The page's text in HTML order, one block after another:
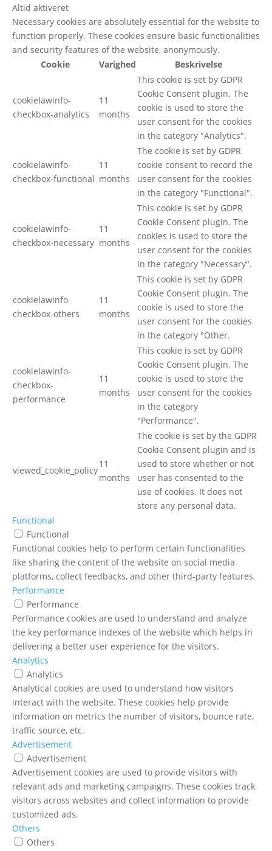
Altid aktiveret
Necessary cookies are absolutely essential for the website to
function properly. These cookies ensure basic functionalities
and security features of the website, anonymously.
Cookie
Varighed Beskrivelse
cookielawinfo-
checkbox-analytics
11
months
This cookie is set by GDPR
Cookie Consent plugin. The
cookie is used to store the
user consent for the cookies
in the category "Analytics".
cookielawinfo-
checkbox-functional
11
months
The cookie is set by GDPR
cookie consent to record the
user consent for the cookies
in the category "Functional".
cookielawinfo-
checkbox-necessary
11
months
This cookie is set by GDPR
Cookie Consent plugin. The
cookies is used to store the
user consent for the cookies
in the category "Necessary".
cookielawinfo-
checkbox-others
11
months
This cookie is set by GDPR
Cookie Consent plugin. The
cookie is used to store the
user consent for the cookies
in the category "Other.
cookielawinfo-
checkbox-
performance
11
months
This cookie is set by GDPR
Cookie Consent plugin. The
cookie is used to store the
user consent for the cookies
in the category
"Performance".
viewed_cookie_policy
11
months
The cookie is set by the GDPR
Cookie Consent plugin and is
used to store whether or not
user has consented to the
use of cookies. It does not
store any personal data.
Functional
Functional
Functional cookies help to perform certain functionalities
like sharing the content of the website on social media
platforms, collect feedbacks, and other third-party features.
Performance
Performance
Performance cookies are used to understand and analyze
the key performance indexes of the website which helps in
delivering a better user experience for the visitors.
Analytics
Analytics
Analytical cookies are used to understand how visitors
interact with the website. These cookies help provide
information on metrics the number of visitors, bounce rate,
traffic source, etc.
Advertisement
Advertisement
Advertisement cookies are used to provide visitors with
relevant ads and marketing campaigns. These cookies track
visitors across websites and collect information to provide
customized ads.
Others
Others